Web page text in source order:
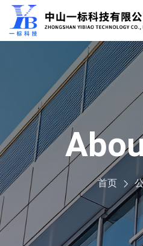
首页